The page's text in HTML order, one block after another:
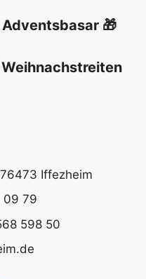
🎁
Iffezheim
09 79
598 50